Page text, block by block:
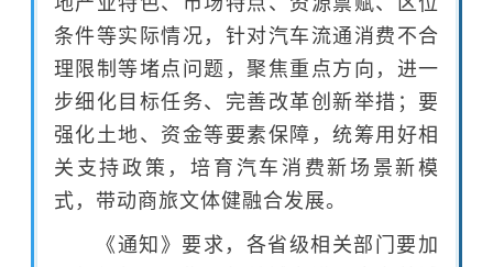
条件等实际情况，针对汽车流通消费不合
理限制等堵点问题，聚焦重点方向，进一
步细化目标任务、完善改革创新举措；要
强化土地、资金等要素保障，统筹用好相
关支持政策，培育汽车消费新场景新模
式，带动商旅文体健融合发展。
《通知》要求，各省级相关部门要加